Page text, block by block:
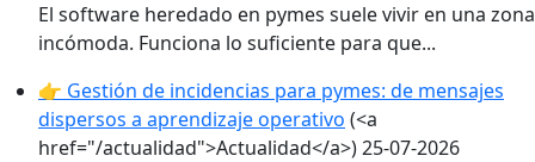
El software heredado en pymes suele vivir en una zona
incómoda. Funciona lo suficiente para que...
👉 Gestión de incidencias para pymes: de mensajes
dispersos a aprendizaje operativo (<a
href="/actualidad">Actualidad</a>)25-07-2026